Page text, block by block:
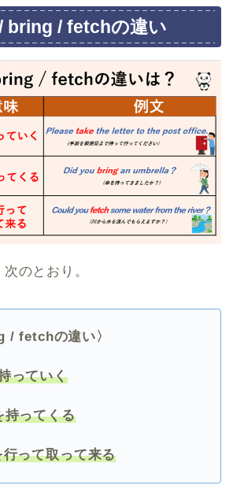
/ bring / fetchの違い
のとおり。
/ fetchの違い〉
っていく
ってくる
って取って来る